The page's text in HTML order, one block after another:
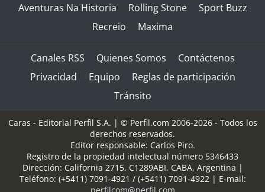
Aventuras Na Historia
Rolling Stone
Sport Buzz
Recreio
Maxima
Canales RSS Quienes Somos
Contáctenos
Privacidad
Equipo
Reglas de participación
Tránsito
Caras - Editorial Perfil S.A. | © Perfil.com 2006-2026 - Todos los
derechos reservados.
Editor responsable: Carlos Piro.
Registro de la propiedad intelectual número 5346433
Dirección: California 2715, C1289ABI, CABA, Argentina |
Teléfono: (+5411) 7091-4921 / (+5411) 7091-4922 | E-mail: